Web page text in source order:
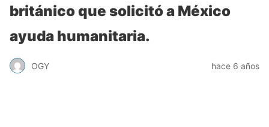
británico que solicitó a México
ayuda humanitaria.
OGY hace 6 años